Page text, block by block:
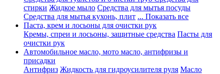
стирки Жидкое мыло Средства для мытья посуды
Средства для мытья кухонь, плит ... Показать все
Паста, крем и лосьоны для очистки рук
Кремы, спреи и лосьоны, защитные средства Пасты для
очистки рук
Автомобильное масло, мото масло, антифризы и
присадки
Антифриз Жидкость для гидроусилителя руля Масло